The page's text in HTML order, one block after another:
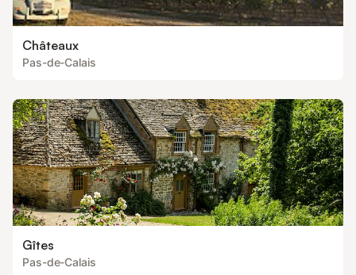
Châteaux
Pas-de-Calais
Gîtes
Pas-de-Calais